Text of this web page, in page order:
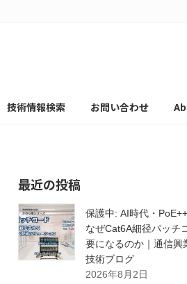
技術情報検索 お問い合わせ
最近の投稿
保護中: AI時代・PoE++
なぜCat6A細径パッチ
要になるのか｜通信興
技術ブログ
2026年8月2日